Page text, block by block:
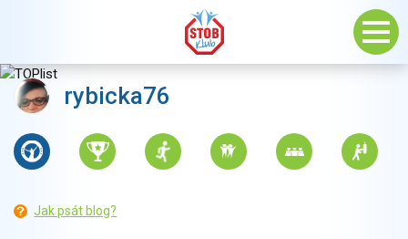
rybicka76
Jak psát blog?